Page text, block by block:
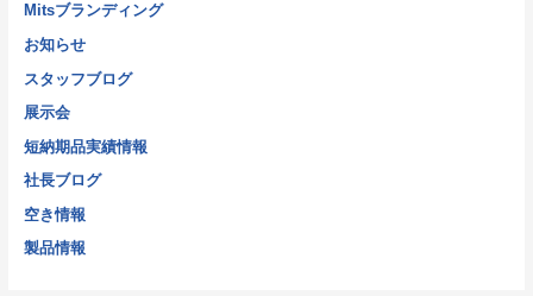
Mitsブランディング
お知らせ
スタッフブログ
展示会
短納期品実績情報
社長ブログ
空き情報
製品情報